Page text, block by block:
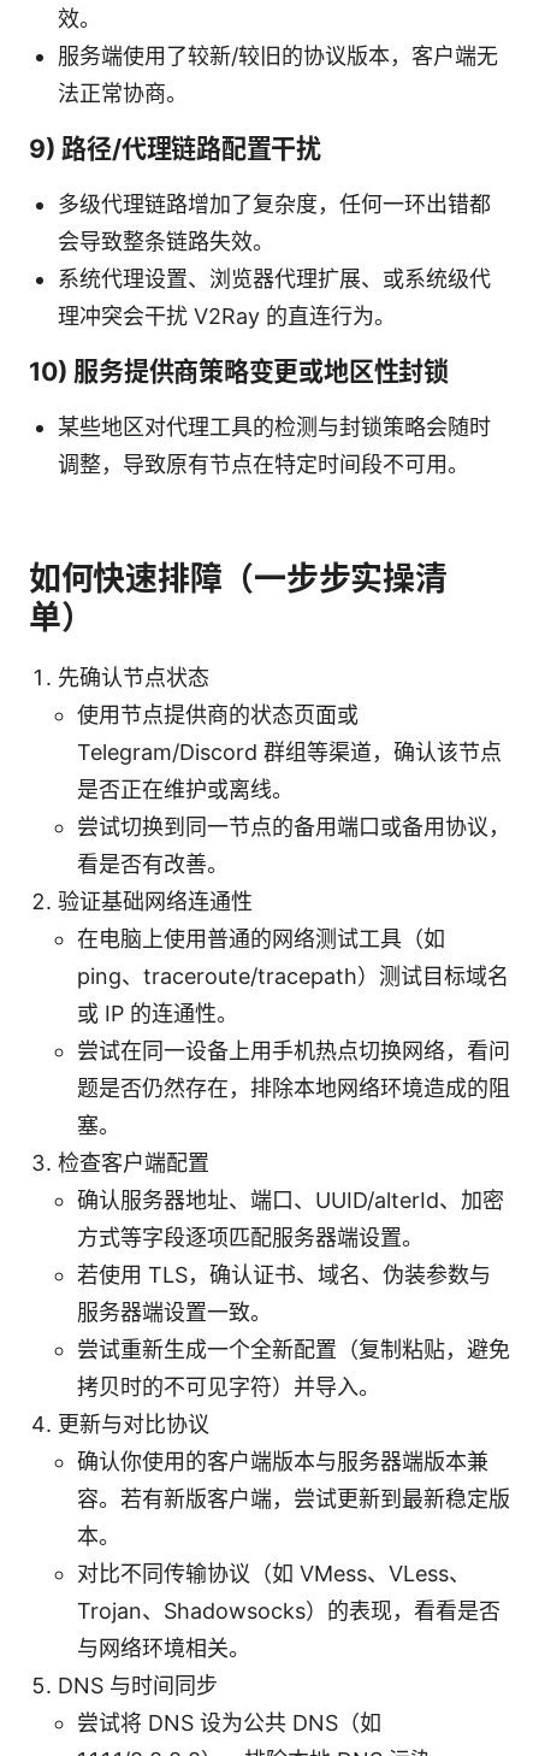
效。
服务端使用了较新/较旧的协议版本，客户端无
法正常协商。
9) 路径/代理链路配置干扰
多级代理链路增加了复杂度，任何一环出错都
会导致整条链路失效。
系统代理设置、浏览器代理扩展、或系统级代
理冲突会干扰 V2Ray 的直连行为。
10) 服务提供商策略变更或地区性封锁
某些地区对代理工具的检测与封锁策略会随时
调整，导致原有节点在特定时间段不可用。
如何快速排障（一步步实操清
单）
先确认节点状态
使用节点提供商的状态页面或
Telegram/Discord 群组等渠道，确认该节点
是否正在维护或离线。
尝试切换到同一节点的备用端口或备用协议，
看是否有改善。
验证基础网络连通性
在电脑上使用普通的网络测试工具（如
ping、traceroute/tracepath）测试目标域名
或 IP 的连通性。
尝试在同一设备上用手机热点切换网络，看问
题是否仍然存在，排除本地网络环境造成的阻
塞。
检查客户端配置
确认服务器地址、端口、UUID/alterId、加密
方式等字段逐项匹配服务器端设置。
若使用 TLS，确认证书、域名、伪装参数与
服务器端设置一致。
尝试重新生成一个全新配置（复制粘贴，避免
拷贝时的不可见字符）并导入。
更新与对比协议
确认你使用的客户端版本与服务器端版本兼
容。若有新版客户端，尝试更新到最新稳定版
本。
对比不同传输协议（如 VMess、VLess、
Trojan、Shadowsocks）的表现，看看是否
与网络环境相关。
DNS 与时间同步
尝试将 DNS 设为公共 DNS（如